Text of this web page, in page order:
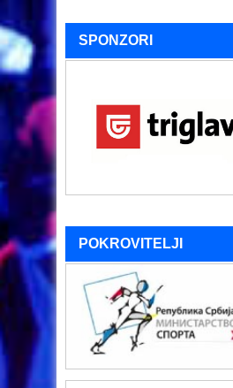
SPONZORI
POKROVITELJI